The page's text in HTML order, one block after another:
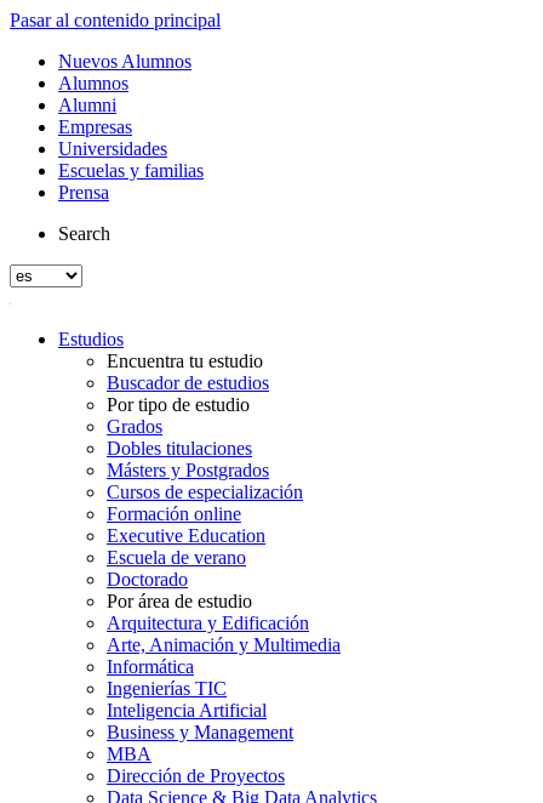
Pasar al contenido principal
Nuevos Alumnos
Alumnos
Alumni
Empresas
Universidades
Escuelas y familias
Prensa
Search
Estudios
Encuentra tu estudio
Buscador de estudios
Por tipo de estudio
Grados
Dobles titulaciones
Másters y Postgrados
Cursos de especialización
Formación online
Executive Education
Escuela de verano
Doctorado
Por área de estudio
Arquitectura y Edificación
Arte, Animación y Multimedia
Informática
Ingenierías TIC
Inteligencia Artificial
Business y Management
MBA
Dirección de Proyectos
Data Science & Big Data Analytics